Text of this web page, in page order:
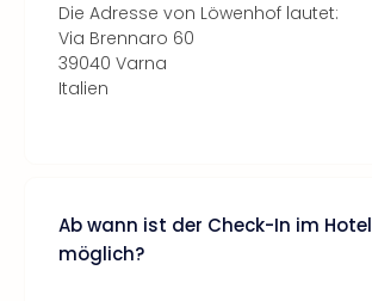
Die Adresse von Löwenhof lautet:
Via Brennaro 60
39040 Varna
Italien
Ab wann ist der Check-In im Hotel
möglich?